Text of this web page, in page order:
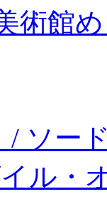
術館
ソー
ル・